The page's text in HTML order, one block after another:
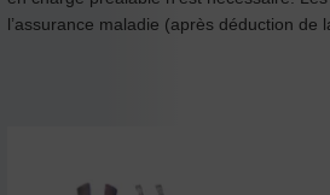
l’assurance maladie (après déduction de